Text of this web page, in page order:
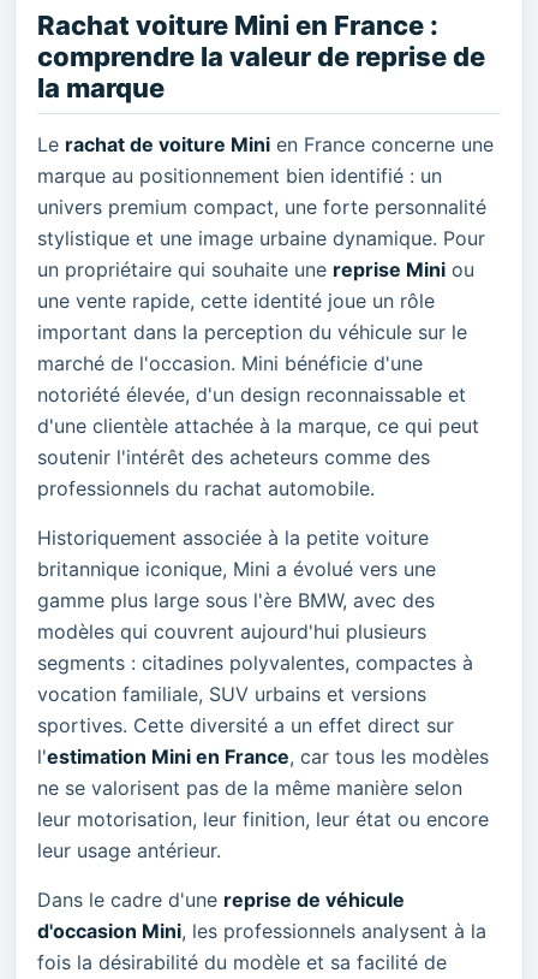
Rachat voiture Mini en France :
comprendre la valeur de reprise de
la marque
Le rachat de voiture Mini en France concerne une
marque au positionnement bien identifié : un
univers premium compact, une forte personnalité
stylistique et une image urbaine dynamique. Pour
un propriétaire qui souhaite une reprise Mini ou
une vente rapide, cette identité joue un rôle
important dans la perception du véhicule sur le
marché de l'occasion. Mini bénéficie d'une
notoriété élevée, d'un design reconnaissable et
d'une clientèle attachée à la marque, ce qui peut
soutenir l'intérêt des acheteurs comme des
professionnels du rachat automobile.
Historiquement associée à la petite voiture
britannique iconique, Mini a évolué vers une
gamme plus large sous l'ère BMW, avec des
modèles qui couvrent aujourd'hui plusieurs
segments : citadines polyvalentes, compactes à
vocation familiale, SUV urbains et versions
sportives. Cette diversité a un effet direct sur
l'estimation Mini en France, car tous les modèles
ne se valorisent pas de la même manière selon
leur motorisation, leur finition, leur état ou encore
leur usage antérieur.
Dans le cadre d'une reprise de véhicule
d'occasion Mini, les professionnels analysent à la
fois la désirabilité du modèle et sa facilité de